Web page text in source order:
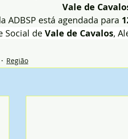
Vale de
ADBSP está agendada para
Social de Vale de Cavalos,
Região